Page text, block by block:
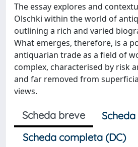
The essay explores and
Olschki within the world of
outlining a rich and varied
What emerges, therefore, is a
antiquarian trade as a field of
complex, characterised by risk
and far removed from
views.
Scheda breve
Scheda completa (DC)